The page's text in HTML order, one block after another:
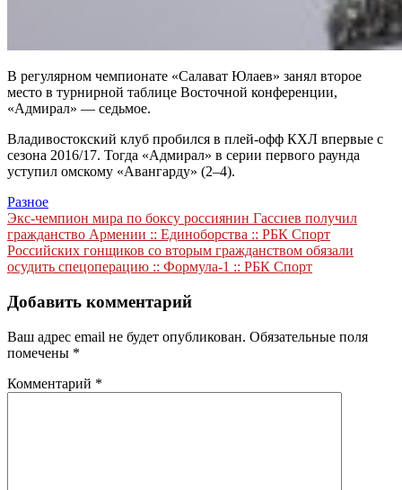
В регулярном чемпионате «Салават Юлаев» занял второе
место в турнирной таблице Восточной конференции,
«Адмирал» — седьмое.
Владивостокский клуб пробился в плей-офф КХЛ впервые с
сезона 2016/17. Тогда «Адмирал» в серии первого раунда
уступил омскому «Авангарду» (2–4).
Разное
Навигация
по
записям
Экс-чемпион мира по боксу россиянин Гассиев получил
гражданство Армении :: Единоборства :: РБК Спорт
Российских гонщиков со вторым гражданством обязали
осудить спецоперацию :: Формула-1 :: РБК Спорт
Добавить комментарий
Ваш адрес email не будет опубликован. Обязательные поля
помечены *
Комментарий *